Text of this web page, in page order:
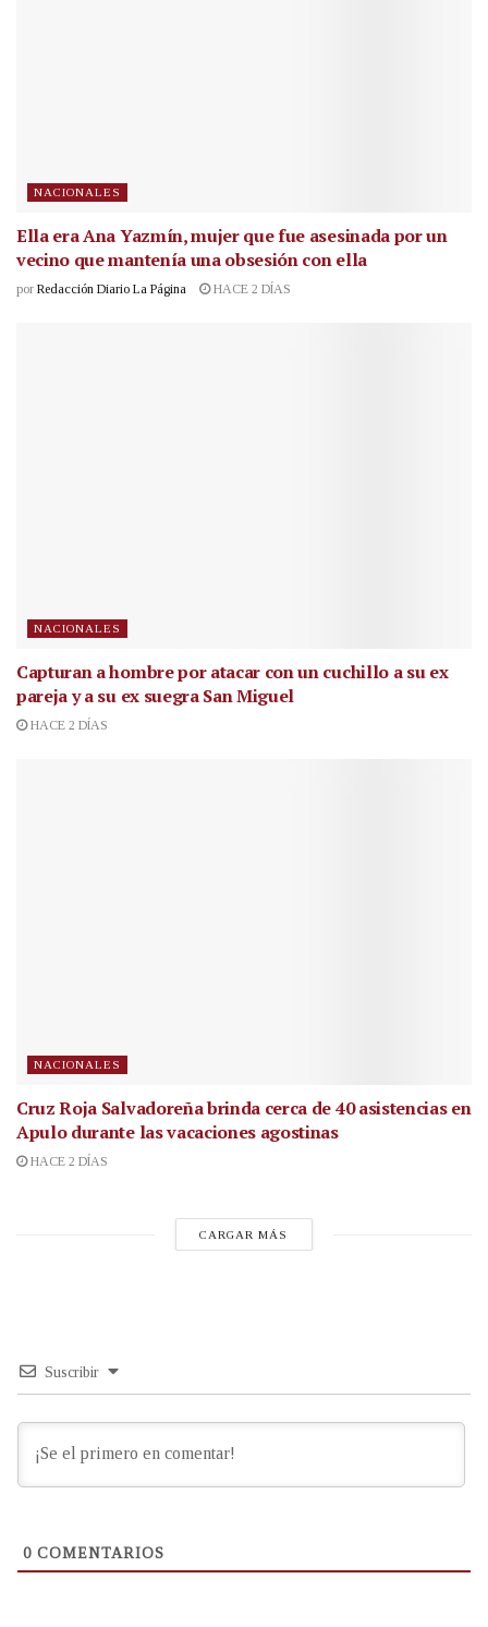
NACIONALES
Ella era Ana Yazmín, mujer que fue asesinada por un
vecino que mantenía una obsesión con ella
por Redacción Diario La Página HACE 2 DÍAS
NACIONALES
Capturan a hombre por atacar con un cuchillo a su ex
pareja y a su ex suegra San Miguel
HACE 2 DÍAS
NACIONALES
Cruz Roja Salvadoreña brinda cerca de 40 asistencias en
Apulo durante las vacaciones agostinas
HACE 2 DÍAS
CARGAR MÁS
Suscribir
0 COMENTARIOS